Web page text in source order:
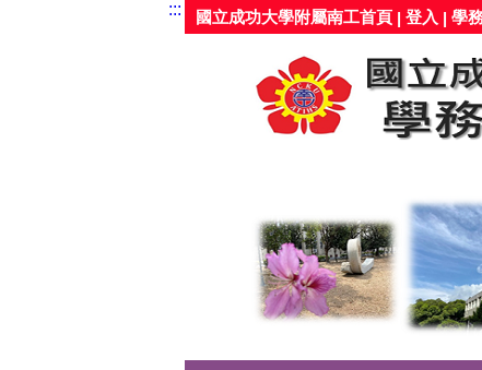
::: 國立成功大學附屬南工首頁| 登入 | 學